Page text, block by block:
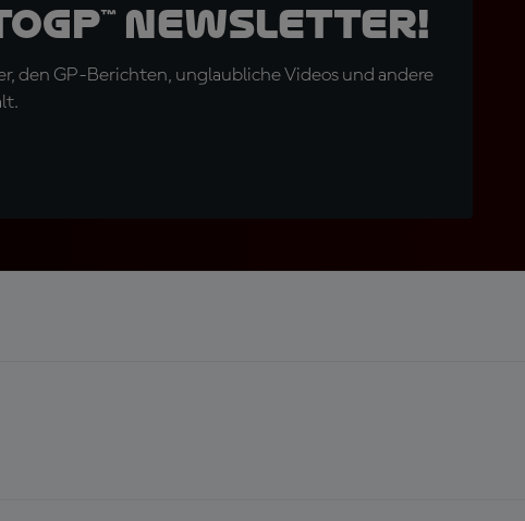
Newsletter!
den GP-Berichten, unglaubliche Videos und andere